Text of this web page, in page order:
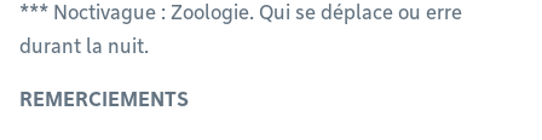
*** Noctivague : Zoologie. Qui se déplace ou erre
durant la nuit.
REMERCIEMENTS